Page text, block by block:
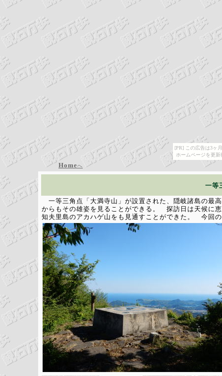
[PR] この広告は3ヶ
ホームページを更
Homeへ
一等
一等三角点「大満寺山」が設置された、隠岐諸島の最
からもその雄姿を見ることができる。 探訪日は天候に
知夫里島のアカハゲ山をも見通すことができた。 今回